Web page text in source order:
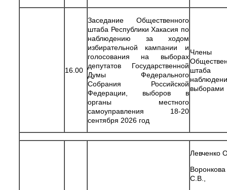
16.00
Заседание Общественного
штаба Республики Хакасия по
наблюдению за ходом
избирательной кампании и
голосования на выборах
депутатов Государственной
Думы Федерального
Собрания Российской
Федерации, выборов в
органы местного
самоуправления 18-20
сентября 2026 год
Члены
штаба
выборами
Левченко
Воронкова
С.В.,